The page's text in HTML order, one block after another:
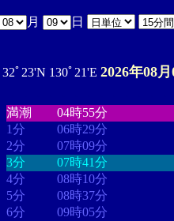
月 日
32ﾟ23'N 130ﾟ21'E 2026年08
満潮
04時55分
1分
06時29分
2分
07時09分
3分
07時41分
4分
08時10分
5分
08時37分
6分
09時05分